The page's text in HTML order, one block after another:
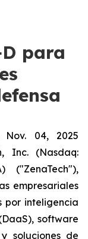
para
Nov. 04, 2025
Inc. (Nasdaq:
("ZenaTech"),
empresariales
por inteligencia
software
soluciones de